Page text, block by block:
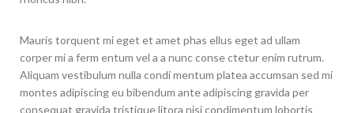
Mauris torquent mi eget et amet phas ellus eget ad ullam
corper mi a ferm entum vel a a nunc conse ctetur enim rutrum.
Aliquam vestibulum nulla condi mentum platea accumsan sed mi
montes adipiscing eu bibendum ante adipiscing gravida per
consequat gravida tristique litora nisi condimentum lobortis